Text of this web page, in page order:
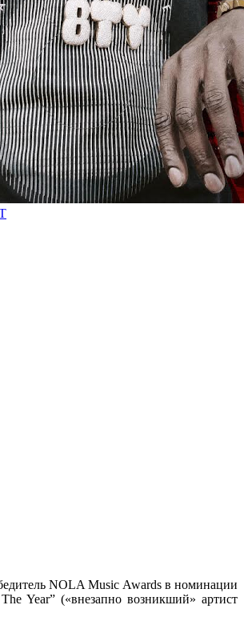
NOLA Music Awards в номинации
Year” («внезапно возникший» артист